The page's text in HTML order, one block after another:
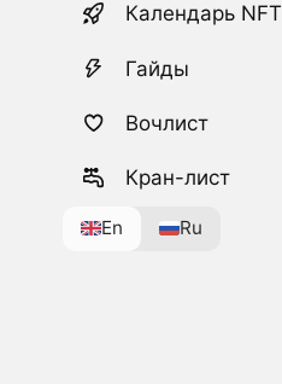
Календарь NFT
Гайды
Вочлист
Кран-лист
En Ru